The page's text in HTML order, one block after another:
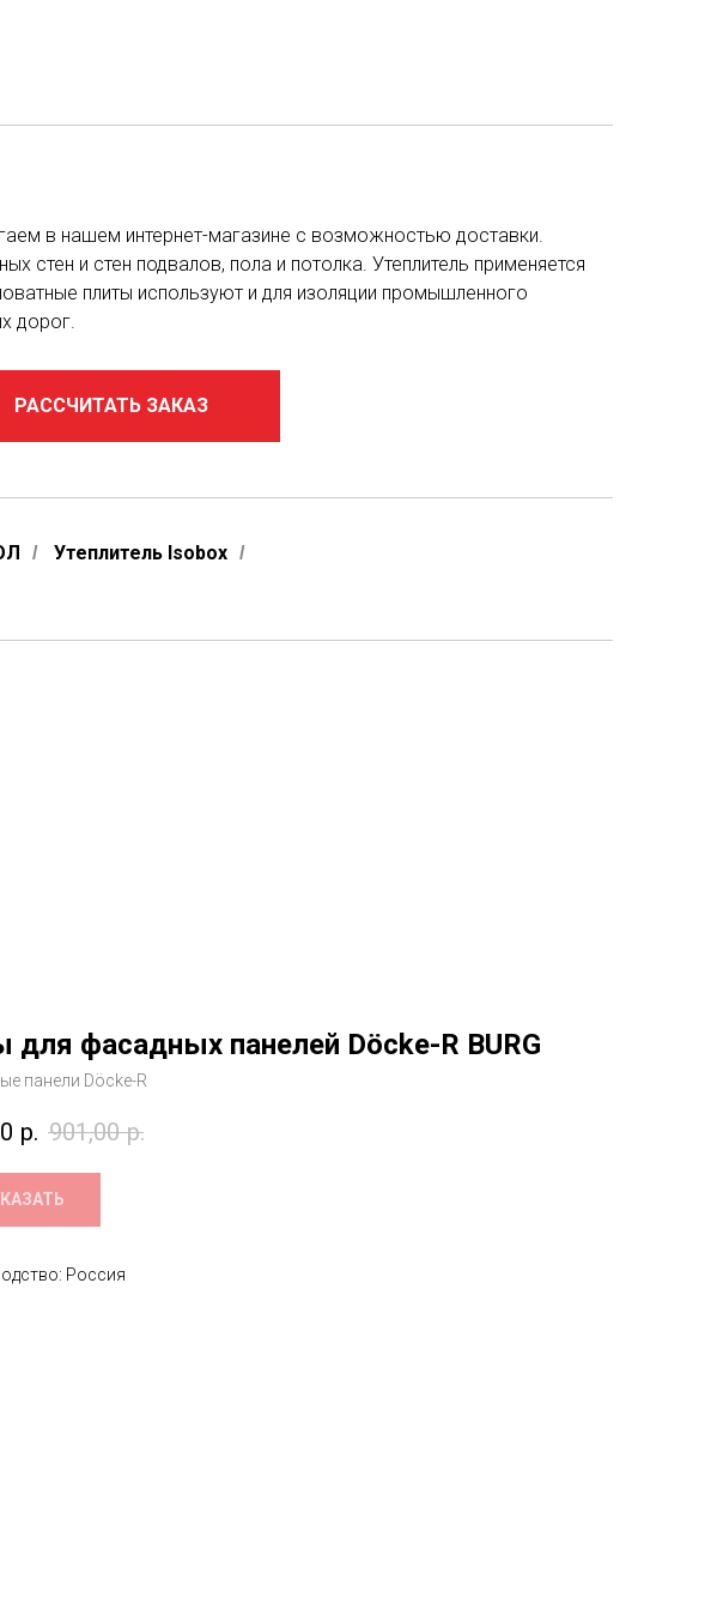
в нашем интернет-магазине с возможностью доставки.
стен и стен подвалов, пола и потолка. Утеплитель применяется
плиты используют и для изоляции промышленного
дорог.
РАССЧИТАТЬ ЗАКАЗ
/ Утеплитель Isobox /
для фасадных панелей Döcke-R BURG
панели Döcke-R
р. 901,00 р.
Россия